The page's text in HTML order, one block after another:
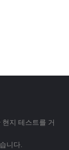
지 테스트를 거
니다.